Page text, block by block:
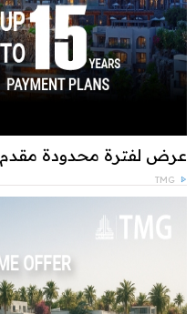
عرض لفترة محدودة مقدم 1.5% و تقسيط علي 15 سنة
TMG